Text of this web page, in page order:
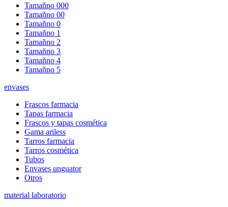
Tamañno 000
Tamañno 00
Tamañno 0
Tamañno 1
Tamañno 2
Tamañno 3
Tamañno 4
Tamañno 5
envases
Frascos farmacia
Tapas farmacia
Frascos y tapas cosmética
Gama ariless
Tarros farmacia
Tarros cosmética
Tubos
Envases unguator
Otros
material laboratorio